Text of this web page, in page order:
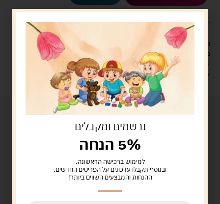
לארוז את המוצר באריזת מתנה5.00 ש"ח ?
מעל 329 ש"ח, משלוח עם שליח עד הבית חינם! – 0 ₪
משלוח עם שליח עד הבית: 29 ש"ח
זמן אספקה: עד 4 ימי עסקים.
איסוף עצמי: מ"ביתר טויס" רחוב בניין דוד 18, ביתר עילית.
נרשמים ומקבלים
5% הנחה
למימוש ברכישה הראשונה.
ובנוסף תקבלו עדכונים על הפריטים החדשים,
ההנחות והמבצעים השווים ביותר!